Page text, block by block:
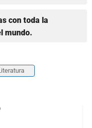
con toda la
mundo.